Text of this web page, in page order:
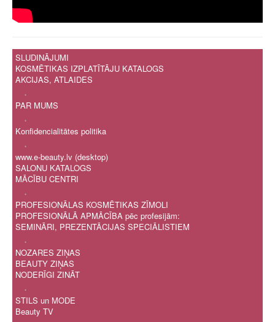
SLUDINĀJUMI
KOSMĒTIKAS IZPLATĪTĀJU KATALOGS
AKCIJAS, ATLAIDES
.
PAR MUMS
.
Konfidencialitātes politika
.
www.e-beauty.lv (desktop)
SALONU KATALOGS
MĀCĪBU CENTRI
.
PROFESIONĀLAS KOSMĒTIKAS ZĪMOLI
PROFESIONĀLĀ APMĀCĪBA pēc profesijām:
SEMINĀRI, PREZENTĀCIJAS SPECIĀLISTIEM
.
NOZARES ZIŅAS
BEAUTY ZIŅAS
NODERĪGI ZINĀT
.
STILS un MODE
Beauty TV